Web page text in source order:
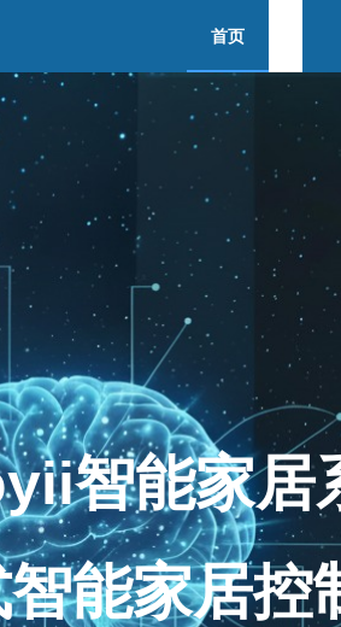
首页
关于我们
智能家居
能家居控